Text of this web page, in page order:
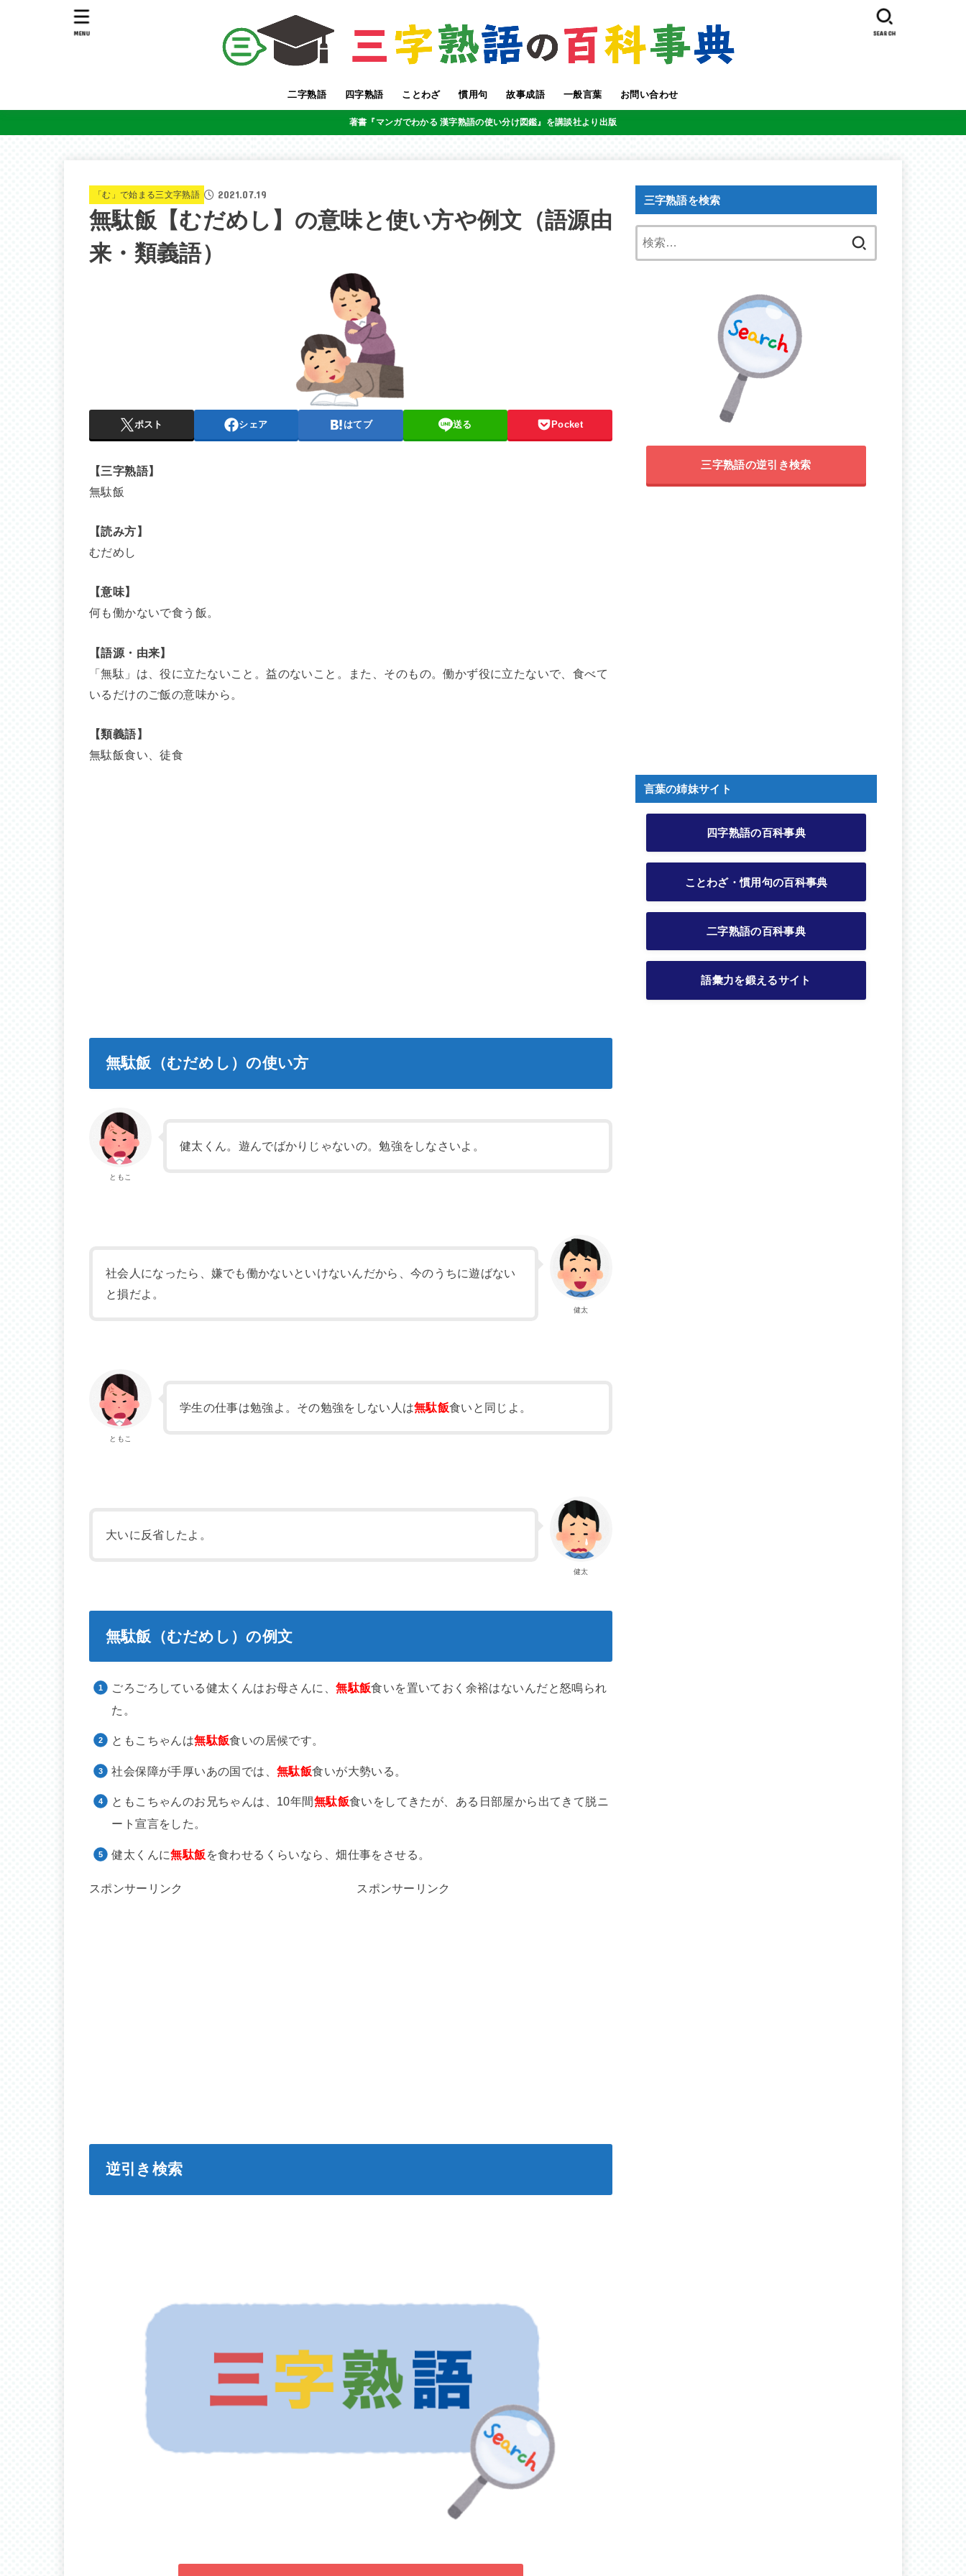
二字熟語 四字熟語 ことわざ 慣用句 故事成語 一般言葉 お問い合わせ
SEARCH
MENU
著書『マンガでわかる 漢字熟語の使い分け図鑑』を講談社より出版
「む」で始まる三文字熟語 2021.07.19
無駄飯【むだめし】の意味と使い方や例文（語源由
来・類義語）
ポスト シェア はてブ 送る Pocket
【三字熟語】
無駄飯
【読み方】
むだめし
【意味】
何も働かないで食う飯。
【語源・由来】
「無駄」は、役に立たないこと。益のないこと。また、そのもの。働かず役に立たないで、食べて
いるだけのご飯の意味から。
【類義語】
無駄飯食い、徒食
無駄飯（むだめし）の使い方
ともこ
健太くん。遊んでばかりじゃないの。勉強をしなさいよ。
健太
社会人になったら、嫌でも働かないといけないんだから、今のうちに遊ばない
と損だよ。
ともこ
学生の仕事は勉強よ。その勉強をしない人は無駄飯食いと同じよ。
健太
大いに反省したよ。
無駄飯（むだめし）の例文
ごろごろしている健太くんはお母さんに、無駄飯食いを置いておく余裕はないんだと怒鳴られ
た。
ともこちゃんは無駄飯食いの居候です。
社会保障が手厚いあの国では、無駄飯食いが大勢いる。
ともこちゃんのお兄ちゃんは、10年間無駄飯食いをしてきたが、ある日部屋から出てきて脱ニ
ート宣言をした。
健太くんに無駄飯 を食わせるくらいなら、畑仕事をさせる。
スポンサーリンク スポンサーリンク
逆引き検索
三字熟語を検索
三字熟語の逆引き検索
言葉の姉妹サイト
四字熟語の百科事典
ことわざ・慣用句の百科事典
二字熟語の百科事典
語彙力を鍛えるサイト